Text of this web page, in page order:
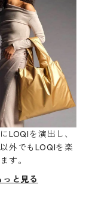
LOQIを演出し、
外でもLOQIを楽
す。
っと見る